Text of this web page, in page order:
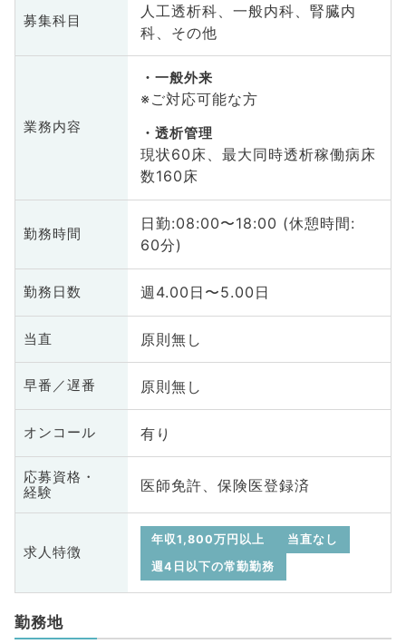
募集科目
人工透析科、一般内科、腎臓内
科、その他
業務内容
一般外来
※ご対応可能な方
透析管理
現状60床、最大同時透析稼働病床
数160床
勤務時間
日勤:08:00〜18:00 (休憩時間:
60分)
勤務日数 週4.00日〜5.00日
当直 原則無し
早番／遅番 原則無し
オンコール 有り
応募資格・
経験
医師免許、保険医登録済
求人特徴
年収1,800万円以上
当直なし
週4日以下の常勤勤務
勤務地